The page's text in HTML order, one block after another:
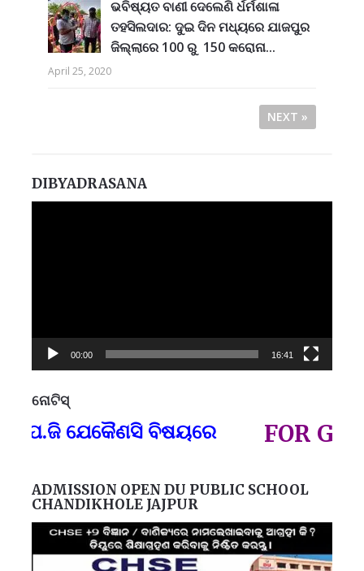
ଭବିଷ୍ୟତ ବାଣୀ ଦେଲେଣି ର୍ଧର୍ମଶାଳା
ତହସିଲଦାର: ଦୁଇ ଦିନ ମଧ୍ୟରେ ଯାଜପୁର
ଜିଲ୍ଲାରେ 100 ରୁ 150 କରୋନା...
April 25, 2020
NEXT »
DIBYADRASANA
00:00 16:41
ନୋଟିସ୍
ଯେକୈଣସି ବିଷୟରେ FOR GOVT
ADMISSION OPEN DU PUBLIC SCHOOL
CHANDIKHOLE JAJPUR